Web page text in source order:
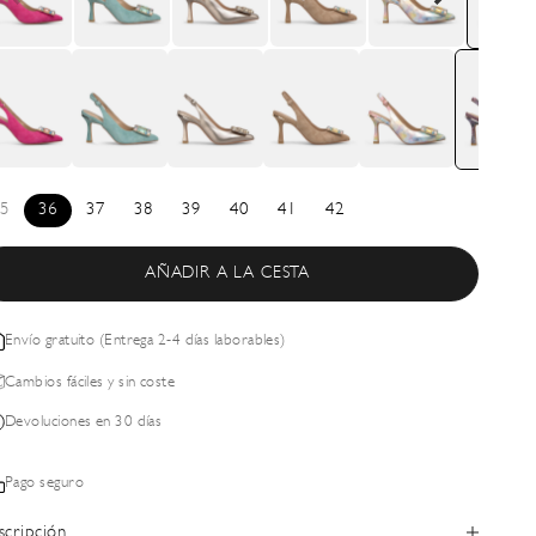
36 37 38 39 40 41 42
AÑADIR A LA CESTA
Envío gratuito (Entrega 2-4 días laborables)
Cambios fáciles y sin coste
Devoluciones en 30 días
Pago seguro